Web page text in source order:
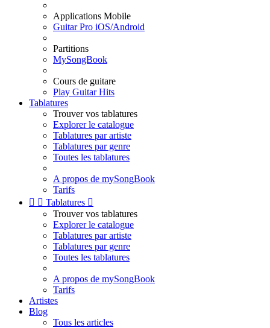
Applications Mobile
Guitar Pro iOS/Android
Partitions
MySongBook
Cours de guitare
Play Guitar Hits
Tablatures
Trouver vos tablatures
Explorer le catalogue
Tablatures par artiste
Tablatures par genre
Toutes les tablatures
A propos de mySongBook
Tarifs
  Tablatures 
Trouver vos tablatures
Explorer le catalogue
Tablatures par artiste
Tablatures par genre
Toutes les tablatures
A propos de mySongBook
Tarifs
Artistes
Blog
Tous les articles